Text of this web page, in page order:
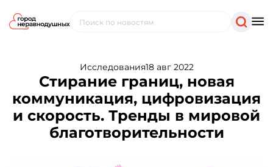
Исследования18 авг 2022
Стирание границ, новая
коммуникация, цифровизация
и скорость. Тренды в мировой
благотворительности